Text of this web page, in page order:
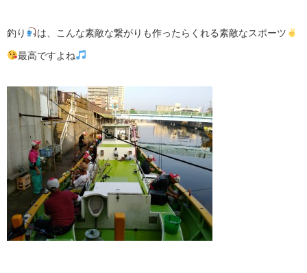
釣り は、こんな素敵な繋がりも作ったらくれる素敵なスポーツ
最高ですよね